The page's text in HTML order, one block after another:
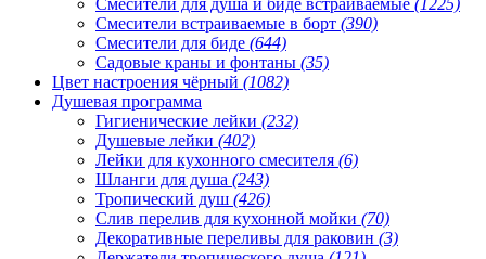
Смесители встраиваемые в борт (390)
Смесители для биде (644)
Садовые краны и фонтаны (35)
Цвет настроения чёрный (1082)
Душевая программа
Гигиенические лейки (232)
Душевые лейки (402)
Лейки для кухонного смесителя (6)
Шланги для душа (243)
Тропический душ (426)
Слив перелив для кухонной мойки (70)
Декоративные переливы для раковин (3)